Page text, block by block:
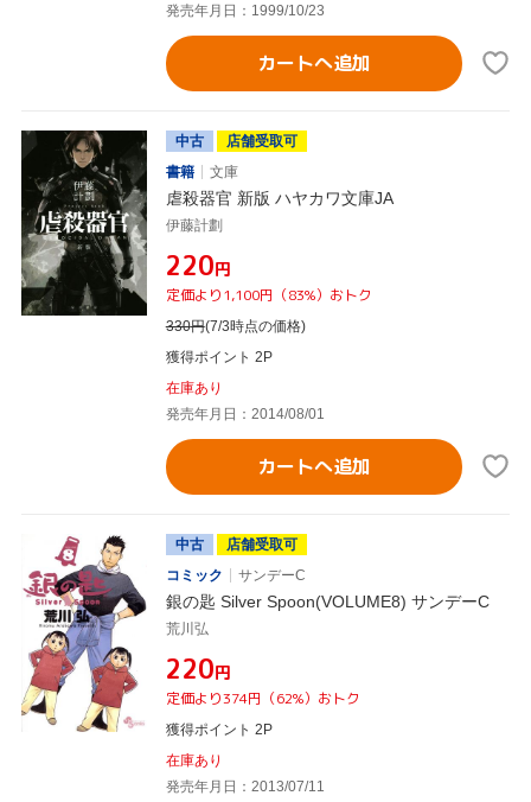
発売年月日：1999/10/23
カートへ追加
中古
店舗受取可
書籍
文庫
虐殺器官 新版 ハヤカワ文庫JA
伊藤計劃
¥220円
定価より1,100円（83%）おトク
330円(7/3時点の価格)
獲得ポイント 2P
在庫あり
発売年月日：2014/08/01
カートへ追加
中古
店舗受取可
コミック
サンデーC
銀の匙 Silver Spoon(VOLUME8) サンデーC
荒川弘
¥220円
定価より374円（62%）おトク
獲得ポイント 2P
在庫あり
発売年月日：2013/07/11